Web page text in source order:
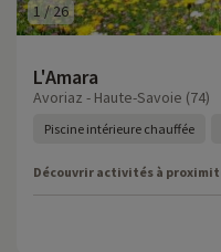
1 /26
L'Amara
Avoriaz - Haute-Savoie (74)
Piscine intérieure chauffée
Découvrir activités à